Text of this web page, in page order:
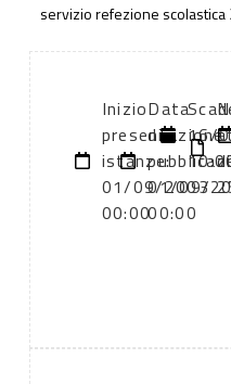
servizio refezione
Inizio
presentazione
istanze:
01/09/2003
00:00
Data
di
01/09/
00:00
16/